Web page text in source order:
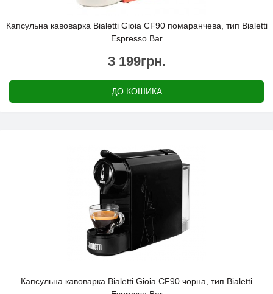
Капсульна кавоварка Bialetti Gioia CF90 помаранчева, тип Bialetti
Espresso Bar
3 199грн.
ДО КОШИКА
Капсульна кавоварка Bialetti Gioia CF90 чорна, тип Bialetti